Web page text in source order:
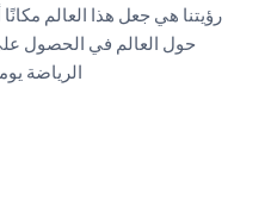
رؤيتنا هي جعل هذا العالم
حول العالم في الحصول
الرياضة